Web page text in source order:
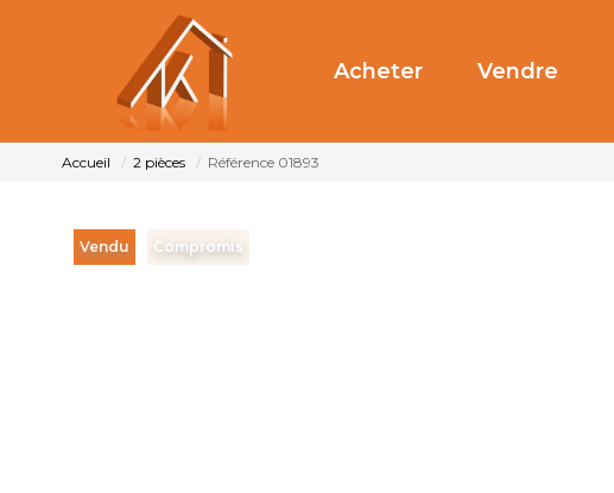
Acheter Vendre
Accueil 2 pièces Référence 01893
Vendu Compromis